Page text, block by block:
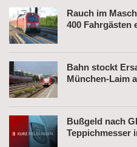
Rauch im
400 Fahrgästen
Bahn stockt
München-Laim
Bußgeld nach
Teppichmesser